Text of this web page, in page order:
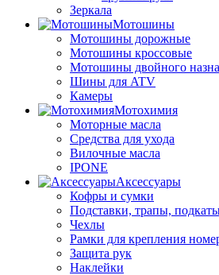
Зеркала
Мотошины
Мотошины дорожные
Мотошины кроссовые
Мотошины двойного
Шины для ATV
Камеры
Мотохимия
Моторные масла
Средства для ухода
Вилочные масла
IPONE
Аксессуары
Кофры и сумки
Подставки, трапы,
Чехлы
Рамки для крепления
Защита рук
Наклейки